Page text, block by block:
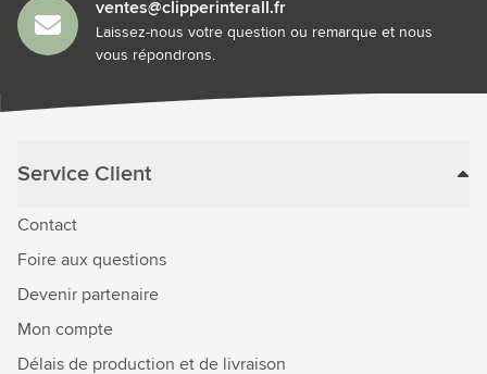
ventes@clipperinterall.fr
Laissez-nous votre question ou remarque et nous
vous répondrons.
Service Client
Contact
Foire aux questions
Devenir partenaire
Mon compte
Délais de production et de livraison